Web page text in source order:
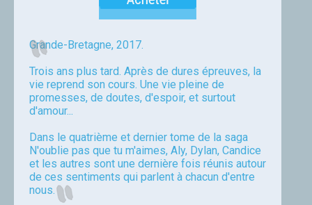
Grande-Bretagne, 2017.
Trois ans plus tard. Après de dures épreuves, la
vie reprend son cours. Une vie pleine de
promesses, de doutes, d'espoir, et surtout
d'amour...
Dans le quatrième et dernier tome de la saga
N'oublie pas que tu m'aimes, Aly, Dylan, Candice
et les autres sont une dernière fois réunis autour
de ces sentiments qui parlent à chacun d'entre
nous.